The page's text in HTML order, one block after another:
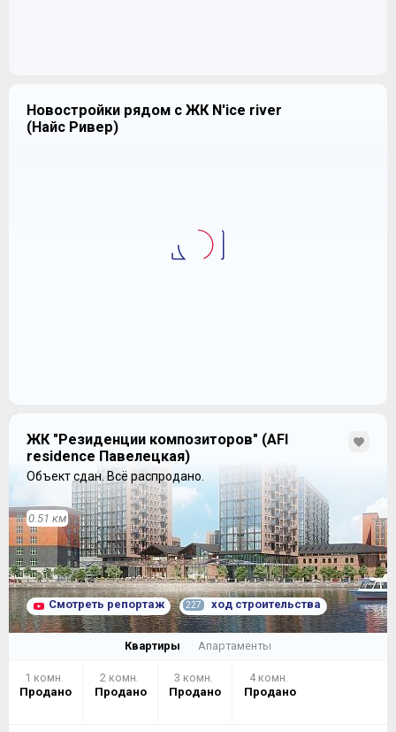
Новостройки рядом с ЖК N'ice river
(Найс Ривер)
ЖК "Резиденции композиторов" (AFI
residence Павелецкая)
Объект сдан. Всё распродано.
0.51 км
Смотреть репортаж 227 ход строительства
Квартиры
1 комн.
Продано
2 комн.
Продано
3 комн.
Продано
4 комн.
Продано
Апартаменты